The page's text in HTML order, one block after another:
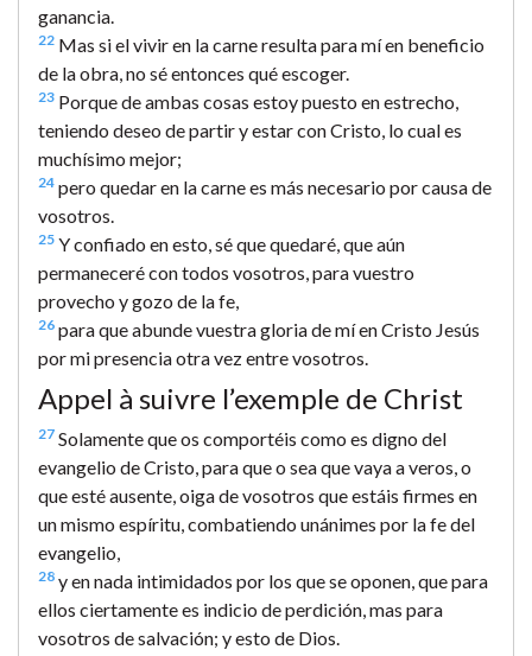
ganancia.
22 Mas si el vivir en la carne resulta para mí en beneficio
de la obra, no sé entonces qué escoger.
23 Porque de ambas cosas estoy puesto en estrecho,
teniendo deseo de partir y estar con Cristo, lo cual es
muchísimo mejor;
24 pero quedar en la carne es más necesario por causa de
vosotros.
25 Y confiado en esto, sé que quedaré, que aún
permaneceré con todos vosotros, para vuestro
provecho y gozo de la fe,
26 para que abunde vuestra gloria de mí en Cristo Jesús
por mi presencia otra vez entre vosotros.
Appel à suivre l’exemple de Christ
27 Solamente que os comportéis como es digno del
evangelio de Cristo, para que o sea que vaya a veros, o
que esté ausente, oiga de vosotros que estáis firmes en
un mismo espíritu, combatiendo unánimes por la fe del
evangelio,
28 y en nada intimidados por los que se oponen, que para
ellos ciertamente es indicio de perdición, mas para
vosotros de salvación; y esto de Dios.